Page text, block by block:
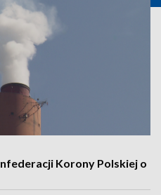
Korony Polskiej o